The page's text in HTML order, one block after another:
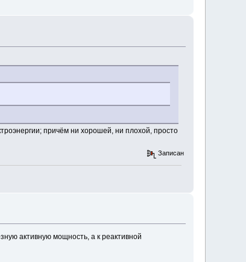
причём ни хорошей, ни плохой, просто
Записан
активную мощность, а к реактивной